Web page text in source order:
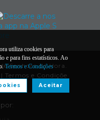
Senhora da Hora.
Termos e Condiçõe
utiliza cookies para
e para fins estatísticos. Ao
Termos e Condições
Aceitar